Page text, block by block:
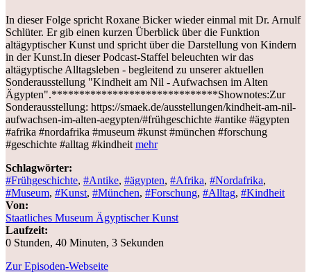
In dieser Folge spricht Roxane Bicker wieder einmal mit Dr. Arnulf
Schlüter. Er gib einen kurzen Überblick über die Funktion
altägyptischer Kunst und spricht über die Darstellung von Kindern
in der Kunst.In dieser Podcast-Staffel beleuchten wir das
altägyptische Alltagsleben - begleitend zu unserer aktuellen
Sonderausstellung "Kindheit am Nil - Aufwachsen im Alten
Ägypten".******************************Shownotes:Zur
Sonderausstellung: ⁠⁠⁠⁠https://smaek.de/ausstellungen/kindheit-am-nil-
aufwachsen-im-alten-aegypten/⁠⁠⁠⁠#frühgeschichte #antike #ägypten
#afrika #nordafrika #museum #kunst #münchen #forschung
#geschichte #alltag #kindheit mehr
Schlagwörter:
#Frühgeschichte, #Antike, #ägypten, #Afrika, #Nordafrika,
#Museum, #Kunst, #München, #Forschung, #Alltag, #Kindheit
Von:
Staatliches Museum Ägyptischer Kunst
Laufzeit:
0 Stunden, 40 Minuten, 3 Sekunden
Zur Episoden-Webseite